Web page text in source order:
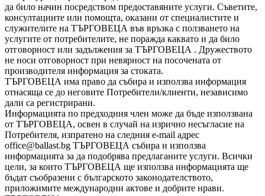
да било начин посредством предоставяните услуги. Съветите,
консултациите или помощта, оказани от специалистите и
служителите на ТЪРГОВЕЦА във връзка с ползването на
услугите от потребителите, не поражда каквато и да било
отговорност или задължения за ТЪРГОВЕЦА . Дружеството
не носи отговорност при невярност на посочената от
производителя информация за стоката.
ТЪРГОВЕЦА има право да събира и използва информация
отнасяща се до неговите Потребители/клиенти, независимо
дали са регистрирани.
Информацията по предходния член може да бъде използвана
от ТЪРГОВЕЦА, освен в случай на изрично несъгласие на
Потребителя, изпратено на следния e-mail адрес
office@ballast.bg ТЪРГОВЕЦА събира и използва
информацията за да подобрява предлаганите услуги. Всички
цели, за които ТЪРГОВЕЦА ще използва информацията ще
бъдат съобразени с българското законодателството,
приложимите международни актове и добрите нрави.